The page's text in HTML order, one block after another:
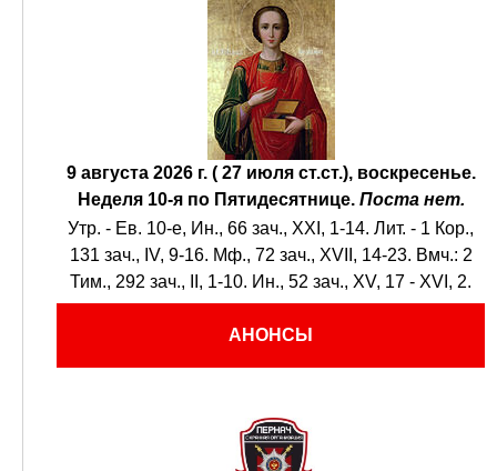
9 августа 2026 г. ( 27 июля ст.ст.), воскресенье.
Неделя 10-я по Пятидесятнице. Поста нет.
Утр. - Ев. 10-е, Ин., 66 зач., XXI, 1-14. Лит. - 1 Кор.,
131 зач., IV, 9-16. Мф., 72 зач., XVII, 14-23. Вмч.: 2
Тим., 292 зач., II, 1-10. Ин., 52 зач., XV, 17 - XVI, 2.
АНОНСЫ